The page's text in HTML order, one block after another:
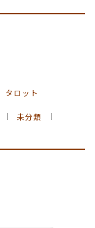
タロット
未分類